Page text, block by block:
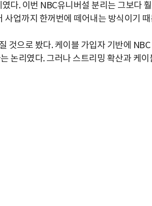
다. 이번 NBC유니버설 분리는 그보다
업까지 한꺼번에 떼어내는 방식이기
것으로 봤다. 케이블 가입자 기반에
논리였다. 그러나 스트리밍 확산과 케이